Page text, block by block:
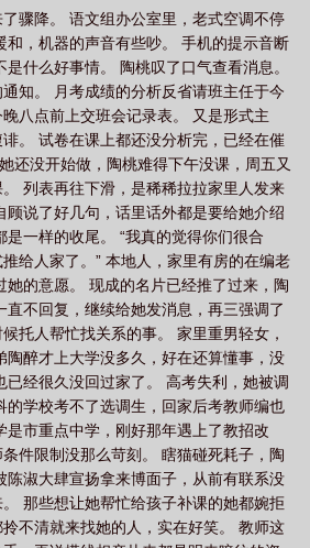
骤降。 语文组办公室里，老式空调不停
和，机器的声音有些吵。 手机的提示音断
什么好事情。 陶桃叹了口气查看消息。
知。 月考成绩的分析反省请班主任于今
八点前上交班会记录表。 又是形式主
。 试卷在课上都还没分析完，已经在催
还没开始做，陶桃难得下午没课，周五又
列表再往下滑，是稀稀拉拉家里人发来
顾说了好几句，话里话外都是要给她介绍
一样的收尾。 “我真的觉得你们很合
给人家了。” 本地人，家里有房的在编老
她的意愿。 现成的名片已经推了过来，陶
直不回复，继续给她发消息，再三强调了
托人帮忙找关系的事。 家里重男轻女，
陶醉才上大学没多久，好在还算懂事，没
已经很久没回过家了。 高考失利，她被调
的学校考不了选调生，回家后考教师编也
是市重点中学，刚好那年遇上了教招改
件限制没那么苛刻。 瞎猫碰死耗子，陶
陈淑大肆宣扬拿来博面子，从前有联系没
那些想让她帮忙给孩子补课的她都婉拒
不清就来找她的人，实在好笑。 教师这